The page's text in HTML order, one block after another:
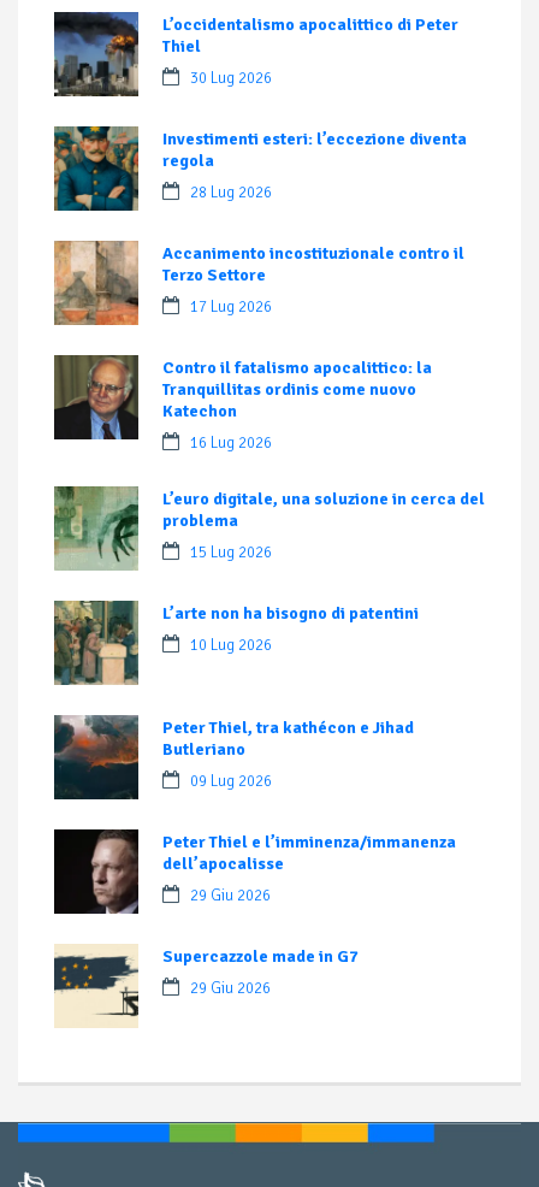
L’occidentalismo apocalittico di Peter
Thiel
30 Lug 2026
Investimenti esteri: l’eccezione diventa
regola
28 Lug 2026
Accanimento incostituzionale contro il
Terzo Settore
17 Lug 2026
Contro il fatalismo apocalittico: la
Tranquillitas ordinis come nuovo
Katechon
16 Lug 2026
L’euro digitale, una soluzione in cerca del
problema
15 Lug 2026
L’arte non ha bisogno di patentini
10 Lug 2026
Peter Thiel, tra kathécon e Jihad
Butleriano
09 Lug 2026
Peter Thiel e l’imminenza/immanenza
dell’apocalisse
29 Giu 2026
Supercazzole made in G7
29 Giu 2026